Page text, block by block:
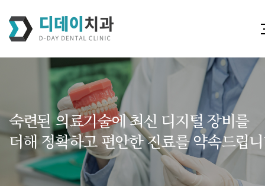
숙련된 의료기술에 최신 디지털 장비를
더해 정확하고 편안한 진료를 약속드립